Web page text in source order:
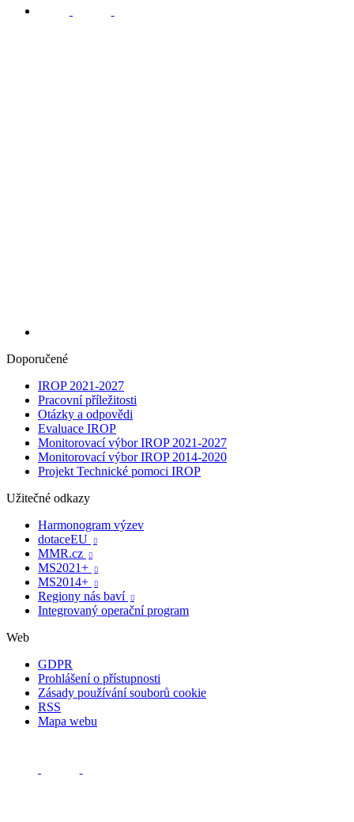
Doporučené
IROP 2021-2027
Pracovní příležitosti
Otázky a odpovědi
Evaluace IROP
Monitorovací výbor IROP 2021-2027
Monitorovací výbor IROP 2014-2020
Projekt Technické pomoci IROP
Užitečné odkazy
Harmonogram výzev
dotaceEU

MMR.cz 
MS2021+ 
MS2014+ 
Regiony nás baví 
Integrovaný operační program
Web
GDPR
Prohlášení o přístupnosti
Zásady používání souborů cookie
RSS
Mapa webu